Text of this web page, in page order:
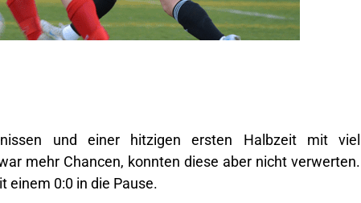
und einer hitzigen ersten Halbzeit mit viel
mehr Chancen, konnten diese aber nicht verwerten.
einem 0:0 in die Pause.